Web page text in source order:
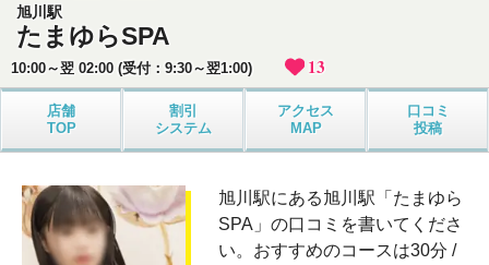
旭川駅
たまゆらSPA
10:00～翌 02:00 (受付：9:30～翌1:00) 13
店舗
TOP
割引
システム
アクセス
MAP
口コミ
投稿
旭川駅にある旭川駅「たまゆら
SPA」の口コミを書いてくださ
い。おすすめのコースは30分 /